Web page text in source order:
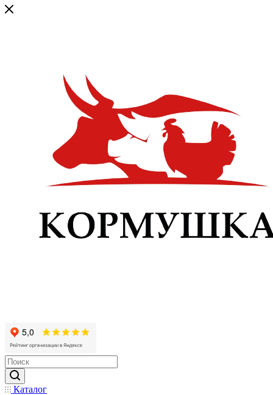
Каталог